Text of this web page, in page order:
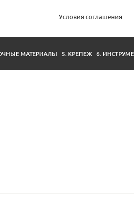
Условия соглашения
МАТЕРИАЛЫ 5. КРЕПЕЖ 6.